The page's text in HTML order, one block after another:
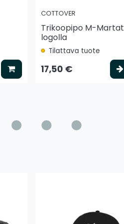
Lisää koriin
COTTOVER
Trikoopipo M-Martat
logolla
Tilattava tuote
17,50 €